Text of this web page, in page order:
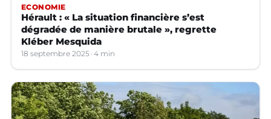
ECONOMIE
Hérault : « La situation financière s’est
dégradée de manière brutale », regrette
Kléber Mesquida
18 septembre 2025 4 min